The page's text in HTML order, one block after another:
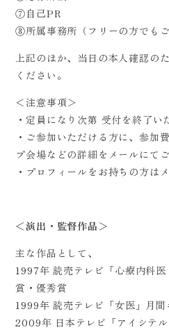
⑦自己PR
⑧所属事務所（フリーの方でもご
上記のほか、当日の本人確認の
ください。
＜注意事項＞
・定員になり次第 受付を終了い
・ご参加いただける方に、参加
プ会場などの詳細をメールにて
・プロフィールをお持ちの方は
＜演出・監督作品＞
主な作品として、
1997年 読売テレビ「心療内科
賞・優秀賞
1999年 読売テレビ「女医」月
2009年 日本テレビ「アイシテ